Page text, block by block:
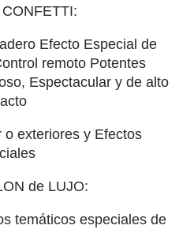
Efecto Especial de
remoto Potentes
Espectacular y de alto
exteriores y Efectos
de LUJO:
temáticos especiales de